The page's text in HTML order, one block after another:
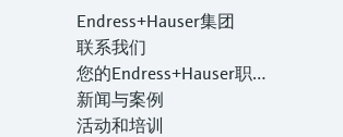
Endress+Hauser集团
联系我们
您的Endress+Hauser职业
生涯
新闻与案例
活动和培训